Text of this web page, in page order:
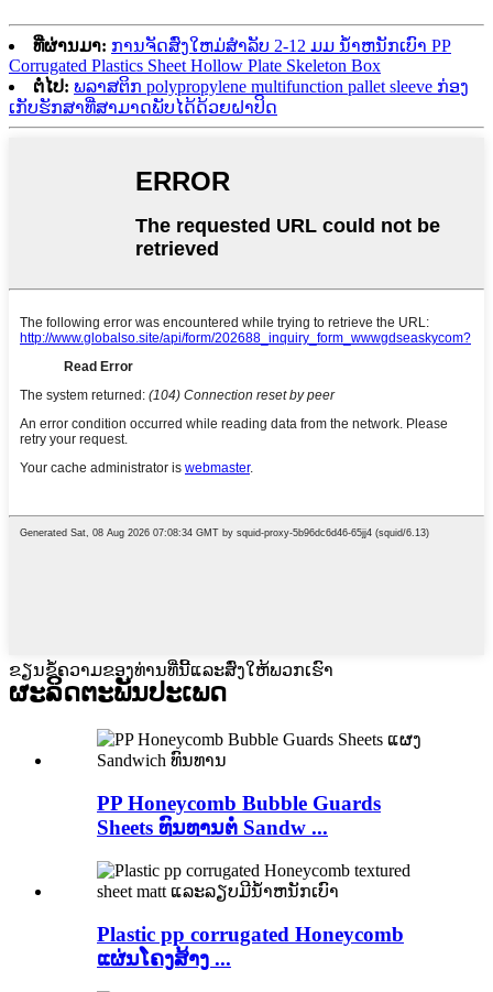
ທີ່ຜ່ານມາ: ການຈັດສົ່ງໃຫມ່ສໍາລັບ 2-12 ມມ ນ້ໍາຫນັກເບົາ PP
Corrugated Plastics Sheet Hollow Plate Skeleton Box
ຕໍ່ໄປ: ພລາສຕິກ polypropylene multifunction pallet sleeve ກ່ອງ
ເກັບຮັກສາທີ່ສາມາດພັບໄດ້ດ້ວຍຝາປິດ
ຂຽນຂໍ້ຄວາມຂອງທ່ານທີ່ນີ້ແລະສົ່ງໃຫ້ພວກເຮົາ
ຜະລິດຕະພັນປະເພດ
PP Honeycomb Bubble Guards
Sheets ທົນທານຕໍ່ Sandw ...
Plastic pp corrugated Honeycomb
ແຜ່ນໂຄງສ້າງ ...